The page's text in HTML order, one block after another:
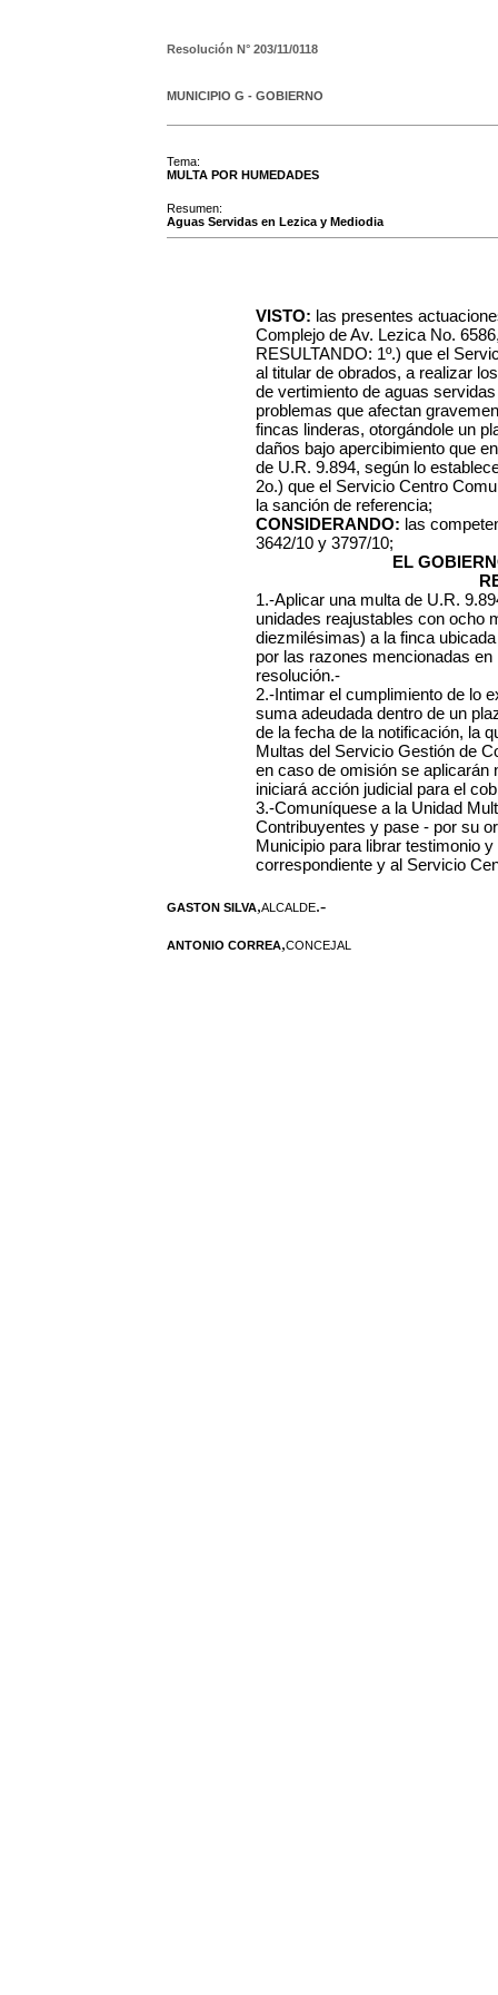
Resolución N° 203/11/0118
MUNICIPIO G - GOBIERNO
Tema:
MULTA POR HUMEDADES
Resumen:
Aguas Servidas en Lezica y Mediodia
VISTO: las presentes
Complejo de Av. Lezica No.
RESULTANDO: 1º.) que el
al titular de obrados, a realizar
de vertimiento de aguas
problemas que afectan
fincas linderas, otorgándole un
daños bajo apercibimiento que
de U.R. 9.894, según lo
2o.) que el Servicio Centro
la sanción de referencia;
CONSIDERANDO: las
3642/10 y 3797/10;
EL
1.-Aplicar una multa de U.R.
unidades reajustables con ocho
diezmilésimas) a la finca
por las razones mencionadas
resolución.-
2.-Intimar el cumplimiento de lo
suma adeudada dentro de un
de la fecha de la notificación, la
Multas del Servicio Gestión de
en caso de omisión se
iniciará acción judicial para el
3.-Comuníquese a la Unidad
Contribuyentes y pase - por su
Municipio para librar testimonio
correspondiente y al Servicio
GASTON SILVA,ALCALDE.-
ANTONIO CORREA,CONCEJAL